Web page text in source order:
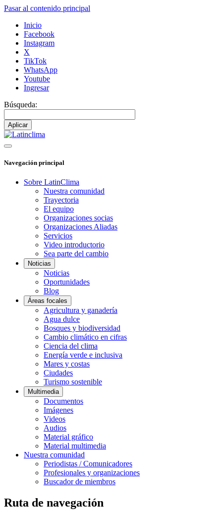
Pasar al contenido principal
Inicio
Facebook
Instagram
X
TikTok
WhatsApp
Youtube
Ingresar
Búsqueda:
Navegación principal
Sobre LatinClima
Nuestra comunidad
Trayectoria
El equipo
Organizaciones socias
Organizaciones Aliadas
Servicios
Video introductorio
Sea parte del cambio
Noticias
Noticias
Oportunidades
Blog
Áreas focales
Agricultura y ganadería
Agua dulce
Bosques y biodiversidad
Cambio climático en cifras
Ciencia del clima
Energía verde e inclusiva
Mares y costas
Ciudades
Turismo sostenible
Multimedia
Documentos
Imágenes
Videos
Audios
Material gráfico
Material multimedia
Nuestra comunidad
Periodistas / Comunicadores
Profesionales y organizaciones
Buscador de miembros
Ruta de navegación